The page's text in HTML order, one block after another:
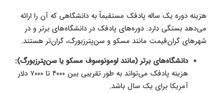
هزینه دوره یک ساله پادفک مستقیماً به دانشگاهی که آن را ارائه
می‌دهد بستگی دارد. دوره‌های پادفک در دانشگاه‌های برتر و در
شهرهای گران‌قیمت مانند مسکو و سن‌پترزبورگ، گران‌تر هستند.
دانشگاه‌های برتر (مانند لومونوسوف مسکو یا سن‌پترزبورگ):
هزینه پادفک می‌تواند به طور تقریبی بین ۴۰۰۰ تا ۷۰۰۰ دلار
آمریکا برای یک سال باشد.